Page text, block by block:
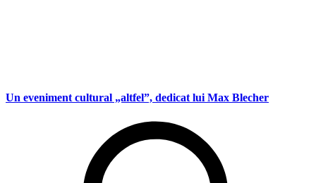
Un eveniment cultural „altfel”, dedicat lui Max Blecher